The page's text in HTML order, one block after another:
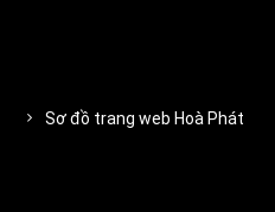
Sơ đồ trang web Hoà Phát